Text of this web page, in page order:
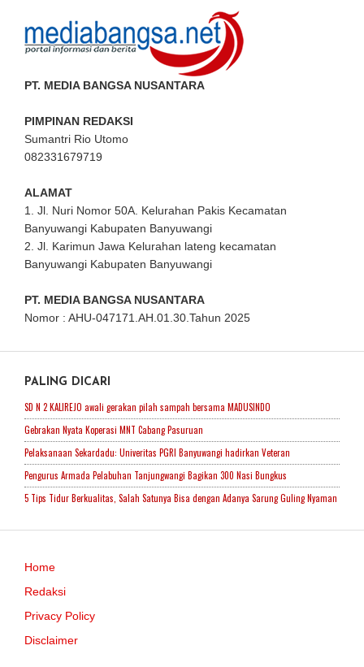
PT. MEDIA BANGSA NUSANTARA
PIMPINAN REDAKSI
Sumantri Rio Utomo
082331679719
ALAMAT
1. Jl. Nuri Nomor 50A. Kelurahan Pakis Kecamatan
Banyuwangi Kabupaten Banyuwangi
2. Jl. Karimun Jawa Kelurahan lateng kecamatan
Banyuwangi Kabupaten Banyuwangi
PT. MEDIA BANGSA NUSANTARA
Nomor : AHU-047171.AH.01.30.Tahun 2025
PALING DICARI
SD N 2 KALIREJO awali gerakan pilah sampah bersama MADUSINDO
Gebrakan Nyata Koperasi MNT Cabang Pasuruan
Pelaksanaan Sekardadu: Univeritas PGRI Banyuwangi hadirkan Veteran
Pengurus Armada Pelabuhan Tanjungwangi Bagikan 300 Nasi Bungkus
5 Tips Tidur Berkualitas, Salah Satunya Bisa dengan Adanya Sarung Guling Nyaman
Home
Redaksi
Privacy Policy
Disclaimer